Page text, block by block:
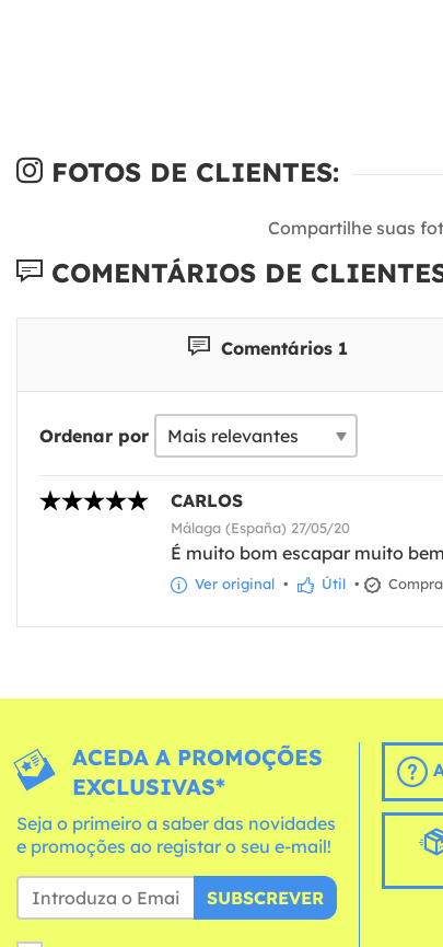
FOTOS DE CLIENTES:
Compartilhe suas
COMENTÁRIOS DE
Comentários 1
Ordenar por
CARLOS
Málaga (España) 27/05/20
É muito bom escapar muito
Ver original • Útil •
ACEDA A PROMOÇÕES
EXCLUSIVAS*
Seja o primeiro a saber das novidades
e promoções ao registar o seu e-mail!
SUBSCREVER